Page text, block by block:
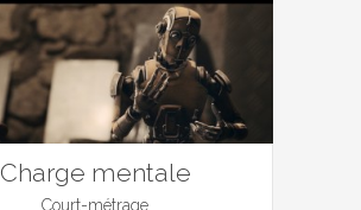
Charge mentale
Court-métrage